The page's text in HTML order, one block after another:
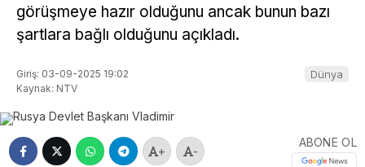
görüşmeye hazır olduğunu ancak bunun bazı
şartlara bağlı olduğunu açıkladı.
Giriş: 03-09-2025 19:02
Kaynak: NTV
Dünya
+ -
ABONE OL